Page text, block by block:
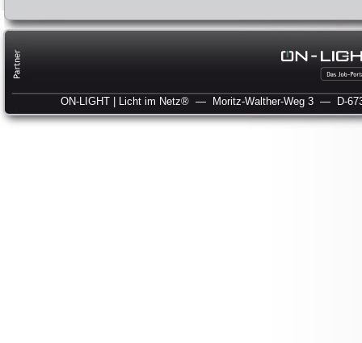
ON-LIGHT | Licht im Netz® — Moritz-Walther-Weg 3 — D-